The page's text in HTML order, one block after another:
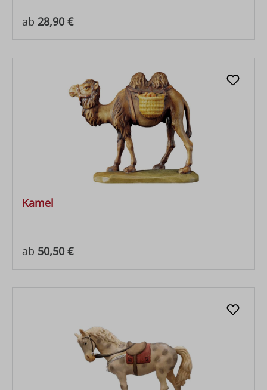
Regulärer Preis:
ab 28,90 €
Kamel
Regulärer Preis:
ab 50,50 €